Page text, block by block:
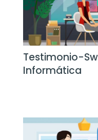
Testimonio-
Informática